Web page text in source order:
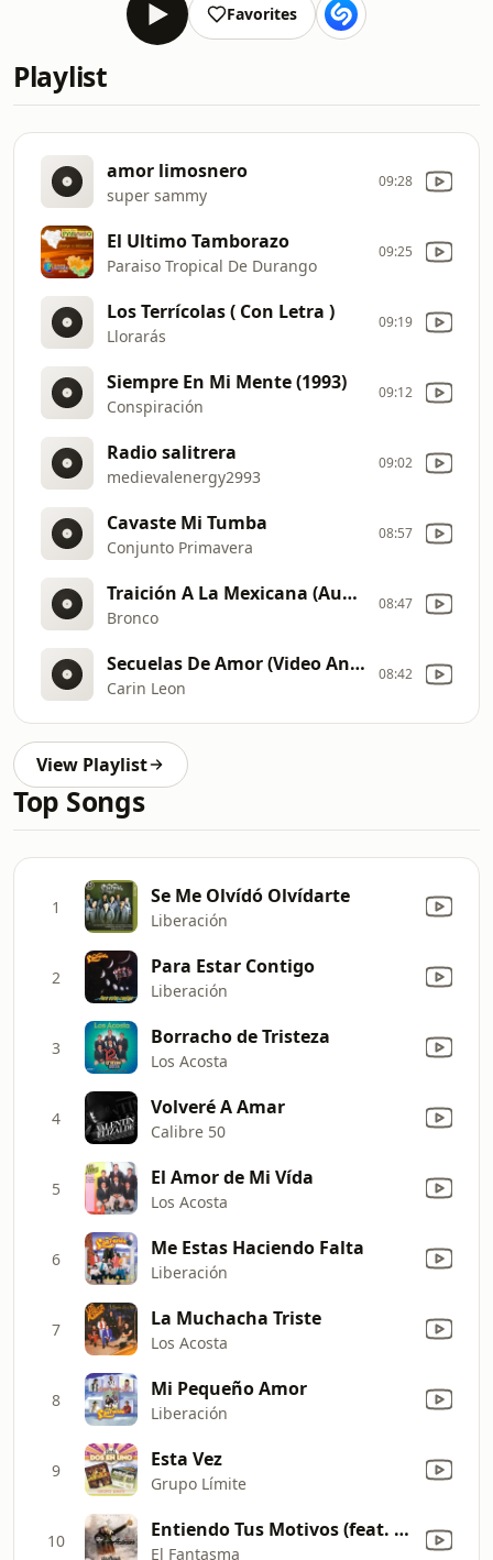
Favorites
Playlist
amor limosnero
super sammy
09:28
El Ultimo Tamborazo
Paraiso Tropical De Durango
09:25
Los Terrícolas ( Con Letra )
Llorarás
09:19
Siempre En Mi Mente (1993)
Conspiración
09:12
Radio salitrera
medievalenergy2993
09:02
Cavaste Mi Tumba
Conjunto Primavera
08:57
Traición A La Mexicana (Audio)
Bronco
08:47
Secuelas De Amor (Video Animado)
Carin Leon
08:42
View Playlist
Top Songs
1 Se Me Olvídó Olvídarte
Liberación
2 Para Estar Contigo
Liberación
3 Borracho de Tristeza
Los Acosta
4 Volveré A Amar
Calibre 50
5 El Amor de Mi Vída
Los Acosta
6 Me Estas Haciendo Falta
Liberación
7 La Muchacha Triste
Los Acosta
8 Mi Pequeño Amor
Liberación
9 Esta Vez
Grupo Límite
10 Entiendo Tus Motivos (feat. Banda Los Populares Del Llano) [En Vivo]
El Fantasma